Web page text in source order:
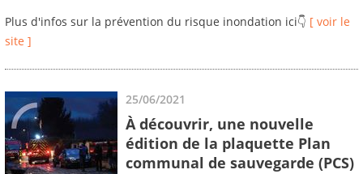
Plus d'infos sur la prévention du risque inondation ici👇 [ voir le
site ]
25/06/2021
À découvrir, une nouvelle
édition de la plaquette Plan
communal de sauvegarde (PCS)